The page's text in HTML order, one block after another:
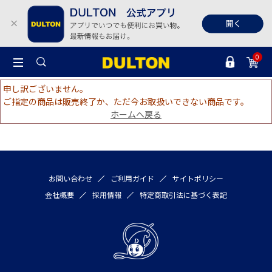
0
申し訳ございません。
ご指定の商品は販売終了か、ただ今お取扱いできない商品です。
ホームへ戻る
お問い合わせ ご利用ガイド
サイトポリシー
会社概要
採用情報 特定商取引法に基づく表記